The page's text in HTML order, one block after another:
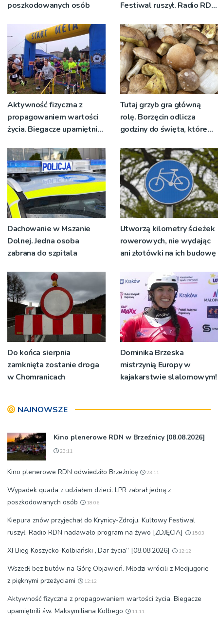
poszkodowanych osób
Festiwal ruszył. Radio RDN
żywo [ZDJĘCIA]
Aktywność fizyczna z
propagowaniem wartości
życia. Biegacze upamiętnili
Tutaj grzyb gra główną
rolę. Borzęcin odlicza
godziny do święta, które
pokoleń
Dachowanie w Mszanie
Dolnej. Jedna osoba
zabrana do szpitala
Utworzą kilometry ścieżek
rowerowych, nie wydając
ani złotówki na ich budowę
Do końca sierpnia
zamknięta zostanie droga
w Chomranicach
Dominika Brzeska
mistrzynią Europy w
kajakarstwie slalomowym!
NAJNOWSZE
Kino plenerowe RDN w Brzeźnicy [08.08.2026]
23:11
Kino plenerowe RDN odwiedziło Brzeźnicę 23:11
Wypadek quada z udziałem dzieci. LPR zabrał jedną z
poszkodowanych osób
18:06
Kiepura znów przyjechał do Krynicy-Zdroju. Kultowy Festiwal
ruszył. Radio RDN nadawało program na żywo [ZDJĘCIA]
15:03
XI Bieg Koszycko-Kolbiański „Dar życia” [08.08.2026] 12:12
Wszedł bez butów na Górę Objawień. Młodzi wrócili z Medjugorie
z pięknymi przeżyciami
12:12
Aktywność fizyczna z propagowaniem wartości życia. Biegacze
upamiętnili św. Maksymiliana Kolbego
11:11